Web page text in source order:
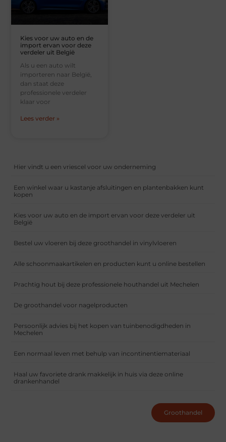
Kies voor uw auto en de
import ervan voor deze
verdeler uit België
Als u een auto wilt
importeren naar België,
dan staat deze
professionele verdeler
klaar voor
Lees verder »
Hier vindt u een vriescel voor uw onderneming
Een winkel waar u kastanje afsluitingen en plantenbakken kunt
kopen
Kies voor uw auto en de import ervan voor deze verdeler uit
België
Bestel uw vloeren bij deze groothandel in vinylvloeren
Alle schoonmaakartikelen en producten kunt u online bestellen
Prachtig hout bij deze professionele houthandel uit Mechelen
De groothandel voor nagelproducten
Persoonlijk advies bij het kopen van tuinbenodigdheden in
Mechelen
Een normaal leven met behulp van incontinentiemateriaal
Haal uw favoriete drank makkelijk in huis via deze online
drankenhandel
Groothandel